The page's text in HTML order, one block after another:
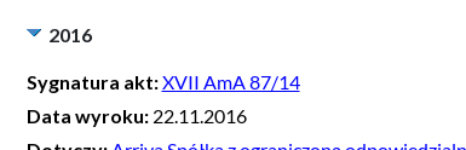
2016
Sygnatura akt:XVII AmA 87/14
Data wyroku: 22.11.2016